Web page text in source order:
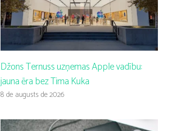
Džons Ternuss uzņemas Apple vadību:
jauna ēra bez Tima Kuka
8 de augusts de 2026